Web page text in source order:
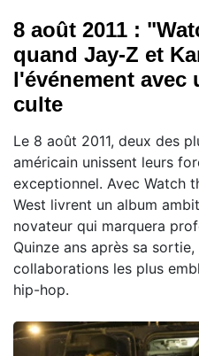
8 août 2011 :
quand Jay-Z et
l'événement avec
culte
Le 8 août 2011, deux des
américain unissent leurs
exceptionnel. Avec Watch
West livrent un album
novateur qui marquera
Quinze ans après sa
collaborations les plus
hip-hop.